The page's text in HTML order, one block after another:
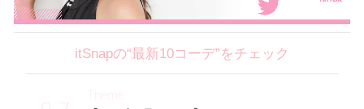
itSnapの“最新10コーデ”をチェック
Theme